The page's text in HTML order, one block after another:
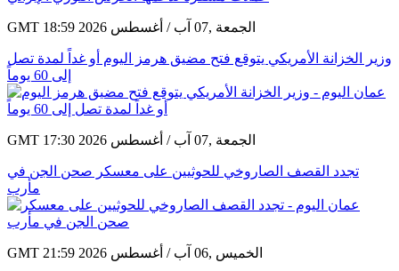
GMT 18:59 2026 الجمعة ,07 آب / أغسطس
وزير الخزانة الأمريكي يتوقع فتح مضيق هرمز اليوم أو غداً لمدة تصل
إلى 60 يوماً
GMT 17:30 2026 الجمعة ,07 آب / أغسطس
تجدد القصف الصاروخي للحوثيين على معسكر صحن الجن في
مأرب
GMT 21:59 2026 الخميس ,06 آب / أغسطس